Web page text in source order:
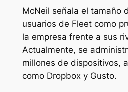
McNeil señala el tamaño
usuarios de Fleet como
la empresa frente a sus
Actualmente, se
millones de dispositivos,
como Dropbox y Gusto.